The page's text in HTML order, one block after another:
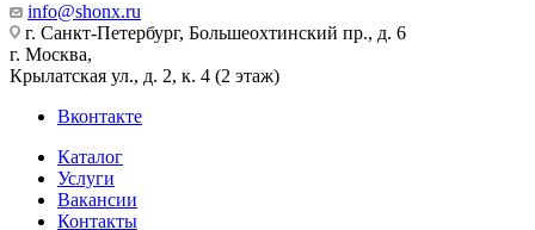
info@shonx.ru
г. Санкт-Петербург, Большеохтинский пр., д. 6
г. Москва,
Крылатская ул., д. 2, к. 4 (2 этаж)
Вконтакте
Каталог
Услуги
Вакансии
Контакты